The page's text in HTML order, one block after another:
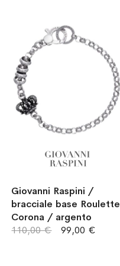
Giovanni Raspini /
bracciale base Roulette
Corona / argento
99,00 €
110,00 €